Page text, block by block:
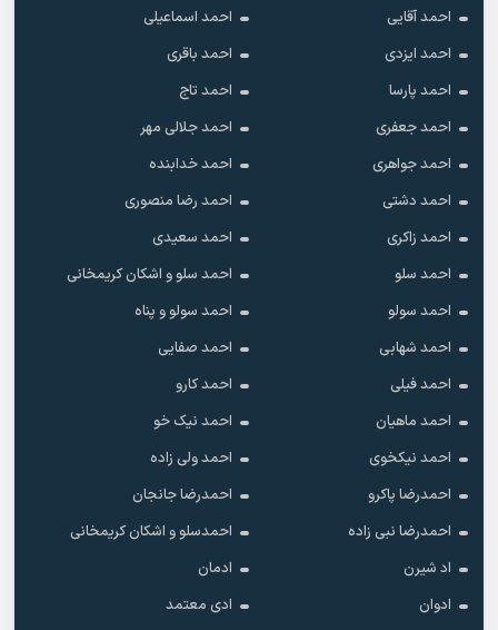
احمد آقایی
احمد اسماعیلی
احمد ایزدی
احمد باقری
احمد پارسا
احمد تاج
احمد جعفری
احمد جلالی مهر
احمد جواهری
احمد خدابنده
احمد دشتی
احمد رضا منصوری
احمد زاکری
احمد سعیدی
احمد سلو
احمد سلو و اشکان کریمخانی
احمد سولو
احمد سولو و پناه
احمد شهابی
احمد صفایی
احمد فیلی
احمد کارو
احمد ماهیان
احمد نیک خو
احمد نیکخوی
احمد ولی زاده
احمدرضا پاکرو
احمدرضا جانجان
احمدرضا نبی زاده
احمدسلو و اشکان کریمخانی
اد شیرن
ادمان
ادوان
ادی معتمد